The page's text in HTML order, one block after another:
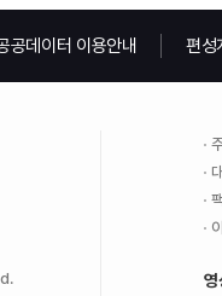
공데이터 이용안내 편성
영